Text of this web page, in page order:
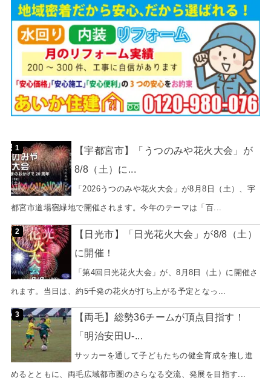
【宇都宮市】「うつのみや花火大会」が
8/8（土）に...
「2026うつのみや花火大会」が8月8日（土）、宇
都宮市道場宿緑地で開催されます。今年のテーマは「百...
【日光市】「日光花火大会」が8/8（土）
に開催！
「第4回日光花火大会」が、8月8日（土）に開催さ
れます。当日は、約5千発の花火が打ち上がる予定となっ...
【両毛】総勢36チームが頂点目指す！
「明治安田U-...
サッカーを通して子どもたちの健全育成を推し進
めるとともに、両毛広域都市圏のさらなる交流、発展を目指す...